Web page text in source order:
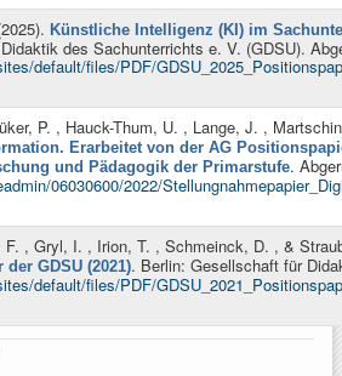
Künstliche Intelligenz (KI) im
des Sachunterrichts e. V. (GDSU).
default/files/PDF/
P. , Hauck-Thum, U. , Lange, J. ,
Erarbeitet von der AG
und Pädagogik der Primarstufe.
06030600/2022/
, Gryl, I. , Irion, T. , Schmeinck, D. , &
GDSU (2021). Berlin: Gesellschaft für
default/files/PDF/